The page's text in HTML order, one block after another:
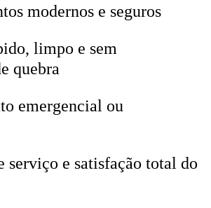
modernos e seguros
limpo e sem
quebra
emergencial ou
serviço e satisfação total do